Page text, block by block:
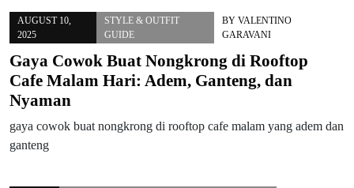
AUGUST 10,
2025
STYLE & OUTFIT
GUIDE
BY VALENTINO
GARAVANI
Gaya Cowok Buat Nongkrong di Rooftop
Cafe Malam Hari: Adem, Ganteng, dan
Nyaman
gaya cowok buat nongkrong di rooftop cafe malam yang adem dan
ganteng